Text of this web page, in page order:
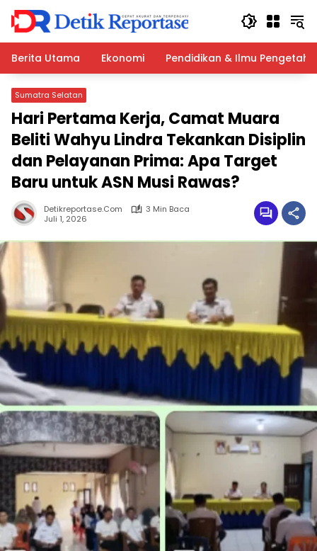
Langsung
konten
Berita Utama
Ekonomi Pendidikan & Ilmu
Sumatra Selatan
Hari Pertama Kerja, Camat Muara
Beliti Wahyu Lindra Tekankan Disiplin
dan Pelayanan Prima: Apa Target
Baru untuk ASN Musi Rawas?
Detikreportase.com
3 Min Baca
Juli 1, 2026